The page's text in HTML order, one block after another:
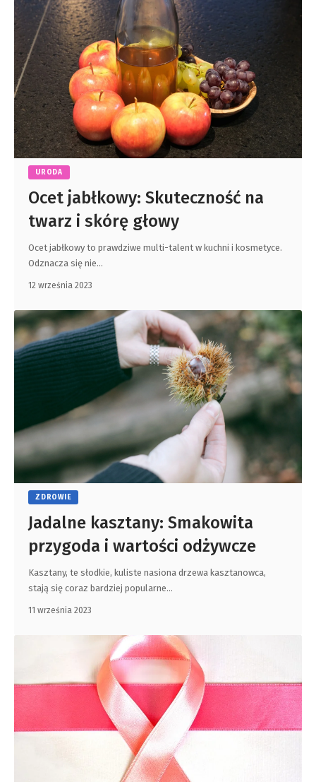
URODA
Ocet jabłkowy: Skuteczność na
twarz i skórę głowy
Ocet jabłkowy to prawdziwe multi-talent w kuchni i kosmetyce.
Odznacza się nie…
12 września 2023
ZDROWIE
Jadalne kasztany: Smakowita
przygoda i wartości odżywcze
Kasztany, te słodkie, kuliste nasiona drzewa kasztanowca,
stają się coraz bardziej popularne…
11 września 2023